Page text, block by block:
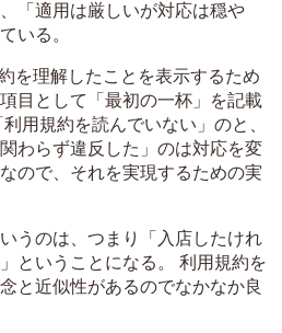
「適用は厳しいが対応は穏や
いる。
を理解したことを表示するため
目として「最初の一杯」を記載
用規約を読んでいない」のと、
わらず違反した」のは対応を変
ので、それを実現するための実
うのは、つまり「入店したけれ
ということになる。 利用規約を
と近似性があるのでなかなか良